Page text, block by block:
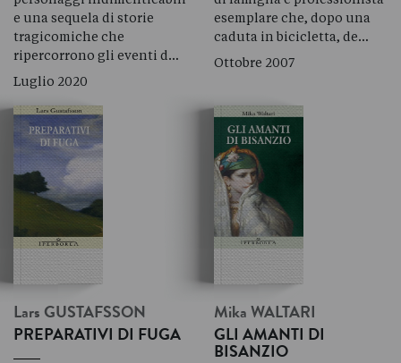
e una sequela di storie
tragicomiche che
ripercorrono gli eventi d…
Luglio 2020
esemplare che, dopo una
caduta in bicicletta, de…
Ottobre 2007
Lars GUSTAFSSON
PREPARATIVI DI FUGA
Mika WALTARI
GLI AMANTI DI
BISANZIO